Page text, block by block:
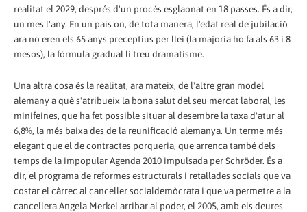
realitat el 2029, després d'un procés esglaonat en 18 passes. És a dir,
un mes l'any. En un país on, de tota manera, l'edat real de jubilació
ara no eren els 65 anys preceptius per llei (la majoria ho fa als 63 i 8
mesos), la fórmula gradual li treu dramatisme.
Una altra cosa és la realitat, ara mateix, de l'altre gran model
alemany a què s'atribueix la bona salut del seu mercat laboral, les
minifeines, que ha fet possible situar al desembre la taxa d'atur al
6,8%, la més baixa des de la reunificació alemanya. Un terme més
elegant que el de contractes porqueria, que arrenca també dels
temps de la impopular Agenda 2010 impulsada per Schröder. És a
dir, el programa de reformes estructurals i retallades socials que va
costar el càrrec al canceller socialdemòcrata i que va permetre a la
cancellera Angela Merkel arribar al poder, el 2005, amb els deures